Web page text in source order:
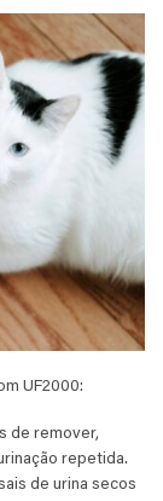
UF2000:
de remover,
repetida.
de urina secos